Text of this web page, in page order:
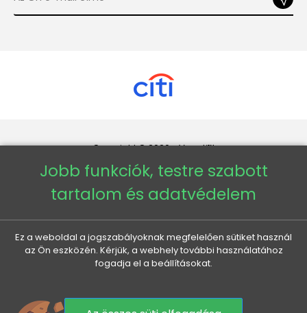
Copyright © 2026 - Veneti™
Veneti HU
Veneti CZ
Veneti DE
Jobb funkciók, testre szabott
tartalom és adatvédelem
Ez a weboldal a jogszabályoknak megfelelően sütiket használ
az Ön eszközén. Kérjük, a webhely további használatához
fogadja el a beállításokat.